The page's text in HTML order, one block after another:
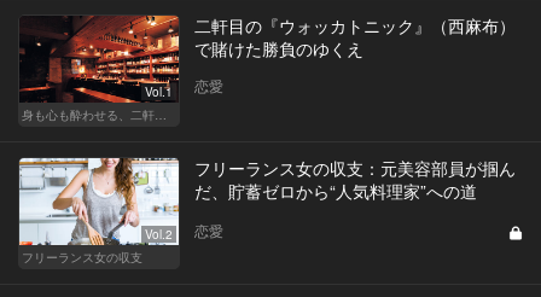
Vol.1
身も心も酔わせる、二軒目の切り札
二軒目の『ウォッカトニック』（西麻布）
で賭けた勝負のゆくえ
恋愛
Vol.2
フリーランス女の収支
フリーランス女の収支：元美容部員が掴ん
だ、貯蓄ゼロから“人気料理家”への道
恋愛